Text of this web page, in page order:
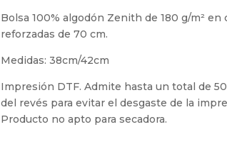
Bolsa 100% algodón Zenith de 180 g/m²
reforzadas de 70 cm.
Medidas: 38cm/42cm
Impresión DTF. Admite hasta un total de
del revés para evitar el desgaste de la
Producto no apto para secadora.